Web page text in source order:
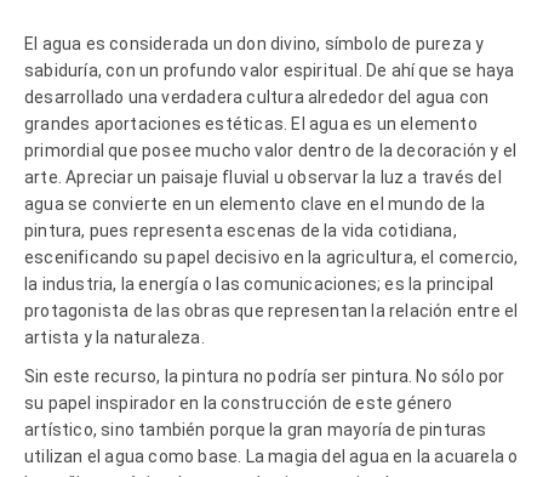
El agua es considerada un don divino, símbolo de pureza y
sabiduría, con un profundo valor espiritual. De ahí que se haya
desarrollado una verdadera cultura alrededor del agua con
grandes aportaciones estéticas. El agua es un elemento
primordial que posee mucho valor dentro de la decoración y el
arte. Apreciar un paisaje fluvial u observar la luz a través del
agua se convierte en un elemento clave en el mundo de la
pintura, pues representa escenas de la vida cotidiana,
escenificando su papel decisivo en la agricultura, el comercio,
la industria, la energía o las comunicaciones; es la principal
protagonista de las obras que representan la relación entre el
artista y la naturaleza.
Sin este recurso, la pintura no podría ser pintura. No sólo por
su papel inspirador en la construcción de este género
artístico, sino también porque la gran mayoría de pinturas
utilizan el agua como base. La magia del agua en la acuarela o